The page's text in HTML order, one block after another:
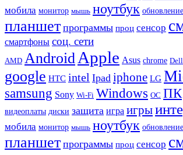
мобила монитор мышь ноутбук обновление
планшет программы проц сенсор
смартфоны соц. сети
AMD Android Apple Asus chrome Dell
google HTC intel Ipad iphone LG
samsung Sony Wi-Fi Windows ОС ПК
видеоплаты диски защита игра игры
мобила монитор мышь ноутбук обновление
планшет программы проц сенсор